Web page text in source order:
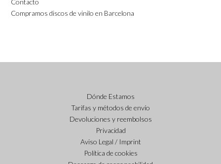
Compramos discos de vinilo en Barcelona
Dónde Estamos
Tarifas y métodos de envío
Devoluciones y reembolsos
Privacidad
Aviso Legal / Imprint
Política de cookies